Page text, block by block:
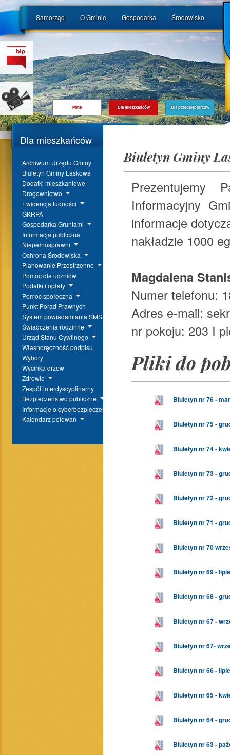
Samorząd O Gminie Gospodarka Środowisko
Pilne Dla mieszkańców Dla przedsiębiorców
Dla mieszkańców
Archiwum Urzędu Gminy
Biuletyn Gminy Laskowa
Dodatki mieszkaniowe
Drogownictwo
Ewidencja ludności
GKRPA
Gospodarka Gruntami
Informacja publiczna
Niepełnosprawni
Ochrona Środowiska
Planowanie Przestrzenne
Pomoc dla uczniów
Podatki i opłaty
Pomoc społeczna
Punkt Porad Prawnych
System powiadamiania SMS
Świadczenia rodzinne
Urząd Stanu Cywilnego
Własnoręczność podpisu
Wybory
Wycinka drzew
Zdrowie
Zespół interdyscyplinarny
Bezpieczeństwo publiczne
Informacje o cyberbezpieczeństwie
Kalendarz polowań
Biuletyn Gminy
Prezentujemy
Informacyjny
informacje
nakładzie 1000
Magdalena
Numer telefonu:
Adres e-mail:
nr pokoju: 203 I
Pliki do
Biuletyn nr 76 -
Biuletyn nr 75 -
Biuletyn nr 74 -
Biuletyn nr 73 -
Biuletyn nr 72 -
Biuletyn nr 71 -
Biuletyn nr 70
Biuletyn nr 69 -
Biuletyn nr 68 -
Biuletyn nr 67 -
Biuletyn nr 67-
Biuletyn nr 66 -
Biuletyn nr 65 -
Biuletyn nr 64 -
Biuletyn nr 63 -